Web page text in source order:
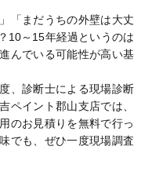
「まだうちの外壁は大丈
10～15年経過というのは
んでいる可能性が高い基
、診断士による現場診断
ペイント郡山支店では、
のお見積りを無料で行っ
でも、ぜひ一度現場調査